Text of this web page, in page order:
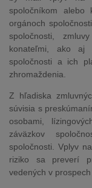
spoločníkom alebo
orgánoch
spoločnosti,
konateľmi, ako aj
spoločnosti a ich
zhromaždenia.
Z hľadiska
súvisia s
osobami,
záväzkov
spoločnosti. Vplyv
riziko sa preverí
vedených v